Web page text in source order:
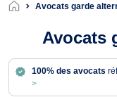
Avocats garde
Avocats
100% des avocats
>